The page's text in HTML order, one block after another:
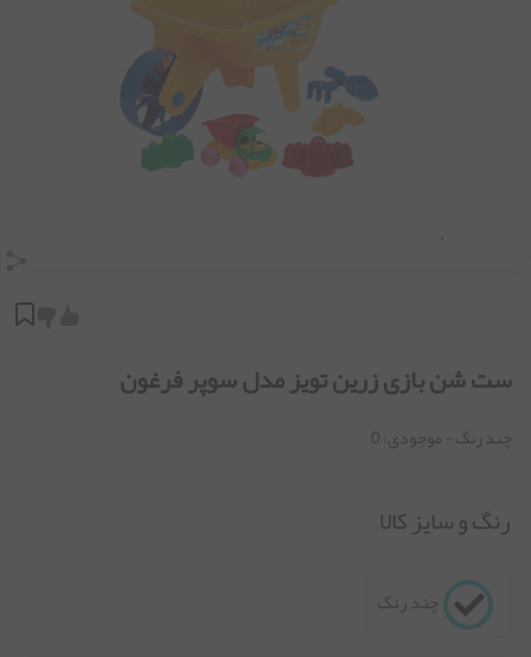
ست شن بازی زرین تویز مدل سوپر فرغون
چند رنگ - موجودی: 0
رنگ و سایز کالا
چند رنگ